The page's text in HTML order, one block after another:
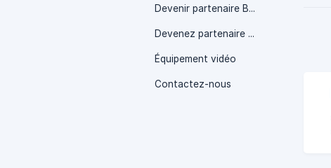
Devenir partenaire BIGVU
Devenez partenaire de BIGVU
Équipement vidéo
Contactez-nous